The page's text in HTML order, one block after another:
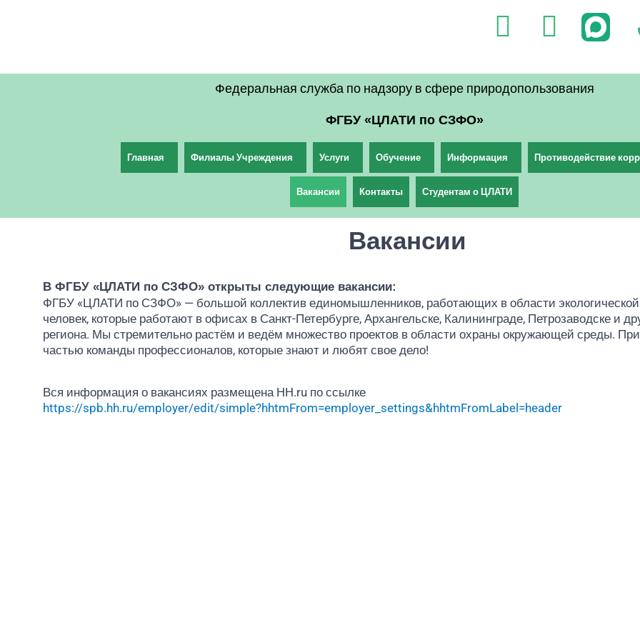
V
T
l
g
r
m
Федеральная служба по надзору в сфере природопользования
ФГБУ «ЦЛАТИ по СЗФО»
Главная Филиалы Учреждения Услуги Обучение Информация Противодействие
Вакансии Контакты Студентам о ЦЛАТИ
Вакансии
В ФГБУ «ЦЛАТИ по СЗФО» открыты следующие вакансии:
ФГБУ «ЦЛАТИ по СЗФО» — большой коллектив единомышленников, работающих в области экологической
человек, которые работают в офисах в Санкт-Петербурге, Архангельске, Калининграде, Петрозаводске и
региона. Мы стремительно растём и ведём множество проектов в области охраны окружающей среды.
частью команды профессионалов, которые знают и любят свое дело!
Вся информация о вакансиях размещена HH.ru по ссылке
https://spb.hh.ru/employer/edit/simple?hhtmFrom=employer_settings&hhtmFromLabel=header